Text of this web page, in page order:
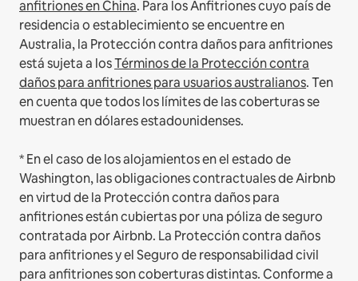
anfitriones en China. Para los Anfitriones cuyo país de
residencia o establecimiento se encuentre en
Australia, la Protección contra daños para anfitriones
está sujeta a losTérminos de la Protección contra
daños para anfitriones para usuarios australianos. Ten
en cuenta que todos los límites de las coberturas se
muestran en dólares estadounidenses.
* En el caso de los alojamientos en el estado de
Washington, las obligaciones contractuales de Airbnb
en virtud de la Protección contra daños para
anfitriones están cubiertas por una póliza de seguro
contratada por Airbnb. La Protección contra daños
para anfitriones y el Seguro de responsabilidad civil
para anfitriones son coberturas distintas. Conforme a